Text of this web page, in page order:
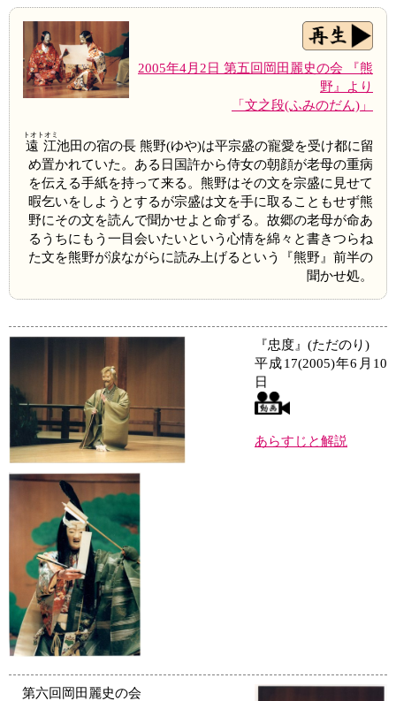
2005年4月2日 第五回岡田麗史の会 『熊
野』より
「文之段(ふみのだん)」
遠江
トオトオミ
池田の宿の長 熊野(ゆや)は平宗盛の寵愛を受け都に留
め置かれていた。ある日国許から侍女の朝顔が老母の重病
を伝える手紙を持って来る。熊野はその文を宗盛に見せて
暇乞いをしようとするが宗盛は文を手に取ることもせず熊
野にその文を読んで聞かせよと命ずる。故郷の老母が命あ
るうちにもう一目会いたいという心情を綿々と書きつらね
た文を熊野が涙ながらに読み上げるという『熊野』前半の
聞かせ処。
『忠度』(ただのり)
平成17(2005)年6月10
日
あらすじと解説
第六回岡田麗史の会